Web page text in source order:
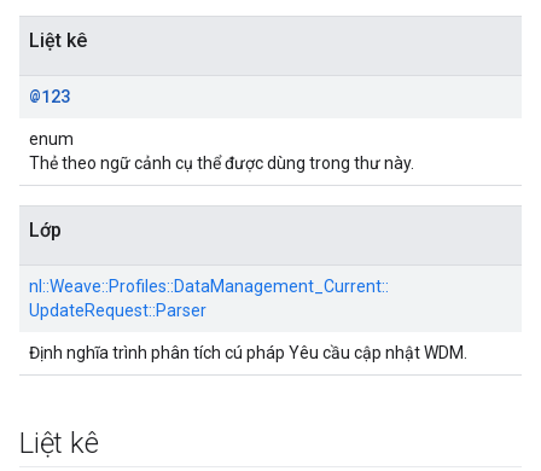
Liệt kê
@123
enum
Thẻ theo ngữ cảnh cụ thể được dùng trong thư này.
Lớp
nl::Weave::Profiles::DataManagement_Current::
UpdateRequest::Parser
Định nghĩa trình phân tích cú pháp Yêu cầu cập nhật WDM.
Liệt kê